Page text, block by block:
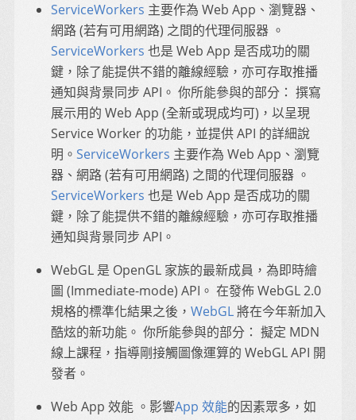
ServiceWorkers 主要作為 Web App、瀏覽器、
網路 (若有可用網路) 之間的代理伺服器 。
ServiceWorkers 也是 Web App 是否成功的關
鍵，除了能提供不錯的離線經驗，亦可存取推播
通知與背景同步 API。 你所能參與的部分： 撰寫
展示用的 Web App (全新或現成均可)，以呈現
Service Worker 的功能，並提供 API 的詳細說
明。 ServiceWorkers 主要作為 Web App、瀏覽
器、網路 (若有可用網路) 之間的代理伺服器 。
ServiceWorkers 也是 Web App 是否成功的關
鍵，除了能提供不錯的離線經驗，亦可存取推播
通知與背景同步 API。
WebGL 是 OpenGL 家族的最新成員，為即時繪
圖 (Immediate-mode) API。 在發佈 WebGL 2.0
規格的標準化結果之後， WebGL將在今年新加入
酷炫的新功能。 你所能參與的部分： 擬定 MDN
線上課程，指導剛接觸圖像運算的 WebGL API 開
發者。
Web App 效能 。影響App 效能的因素眾多，如